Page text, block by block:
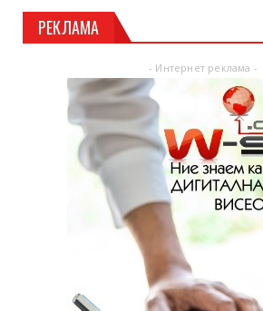
РЕКЛАМА
- Интернет реклама -